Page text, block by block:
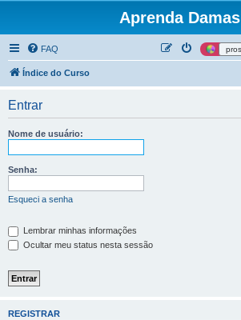
Aprenda Damas
FAQ
Índice do Curso
Entrar
Nome de usuário:
Senha:
Esqueci a senha
Lembrar minhas informações
Ocultar meu status nesta sessão
REGISTRAR